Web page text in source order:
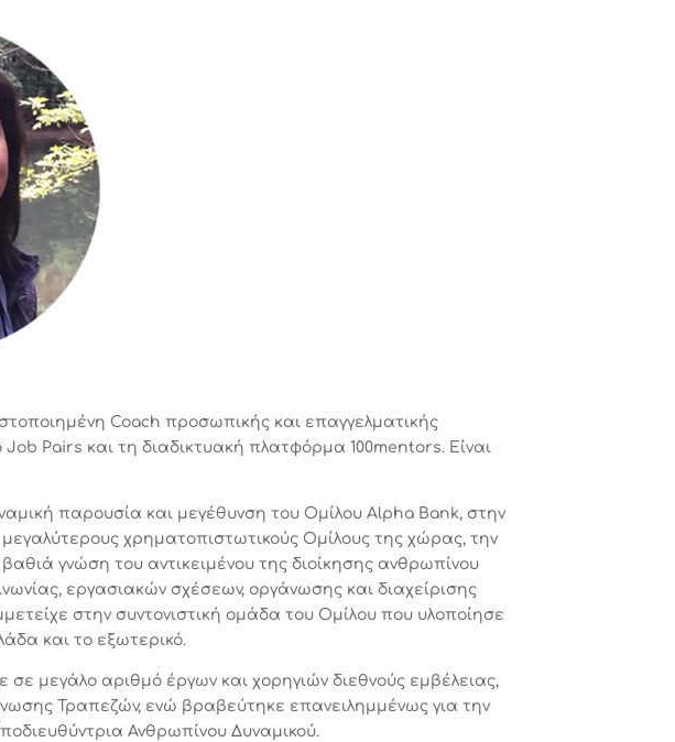
Coach προσωπικής και επαγγελματικής
Job Pairs και τη διαδικτυακή πλατφόρμα 100mentors. Είναι
παρουσία και μεγέθυνση του Ομίλου Alpha Bank, στην
χρηματοπιστωτικούς Ομίλους της χώρας, την
γνώση του αντικειμένου της διοίκησης ανθρωπίνου
εργασιακών σχέσεων, οργάνωσης και διαχείρισης
στην συντονιστική ομάδα του Ομίλου που υλοποίησε
και το εξωτερικό.
σε μεγάλο αριθμό έργων και χορηγιών διεθνούς εμβέλειας,
Τραπεζών, ενώ βραβεύτηκε επανειλημμένως για την
Ανθρωπίνου Δυναμικού.